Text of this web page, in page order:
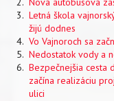
Letná škola
žijú dodnes
Vo Vajnoroch sa
Nedostatok vody a
Bezpečnejšia cesta
začína realizáciu
ulici